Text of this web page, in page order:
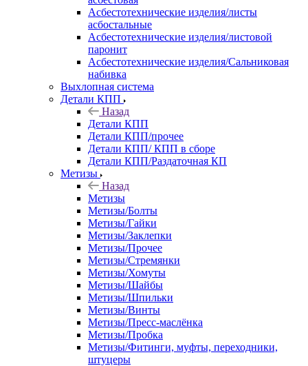
Асбестотехнические изделия/листы
асбостальные
Асбестотехнические изделия/листовой
паронит
Асбестотехнические изделия/Сальниковая
набивка
Выхлопная система
Детали КПП
Назад
Детали КПП
Детали КПП/прочее
Детали КПП/ КПП в сборе
Детали КПП/Раздаточная КП
Метизы
Назад
Метизы
Метизы/Болты
Метизы/Гайки
Метизы/Заклепки
Метизы/Прочее
Метизы/Стремянки
Метизы/Хомуты
Метизы/Шайбы
Метизы/Шпильки
Метизы/Винты
Метизы/Пресс-маслёнка
Метизы/Пробка
Метизы/Фитинги, муфты, переходники,
штуцеры